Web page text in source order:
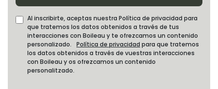
Al inscribirte, aceptas nuestra Política de privacidad para
que tratemos los datos obtenidos a través de tus
interacciones con Boileau y te ofrezcamos un contenido
personalizado. Política de privacidad para que tratemos
los datos obtenidos a través de vuestras interacciones
con Boileau y os ofrezcamos un contenido
personalitzado.